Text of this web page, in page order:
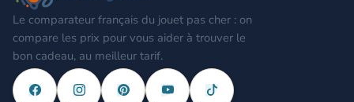
Le comparateur français du jouet pas cher : on
compare les prix pour vous aider à trouver le
bon cadeau, au meilleur tarif.